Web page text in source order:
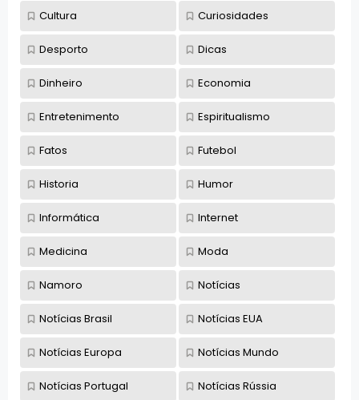
Cultura Curiosidades
Desporto Dicas
Dinheiro Economia
Entretenimento Espiritualismo
Fatos Futebol
Historia Humor
Informática Internet
Medicina Moda
Namoro Notícias
Notícias Brasil Notícias EUA
Notícias Europa Notícias Mundo
Notícias Portugal Notícias Rússia